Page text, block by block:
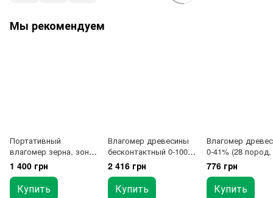
Мы рекомендуем
Портативный
влагомер зерна, зонд
60см (7,5~55%)
BENETECH GM650B
1 400 грн
Купить
Влагомер древесины
бесконтактный 0-100%
WINTACT WT637
2 416 грн
Купить
Влагомер
0-41% (28 пород,
типа) BENETECH
GM605
776 грн
Купить